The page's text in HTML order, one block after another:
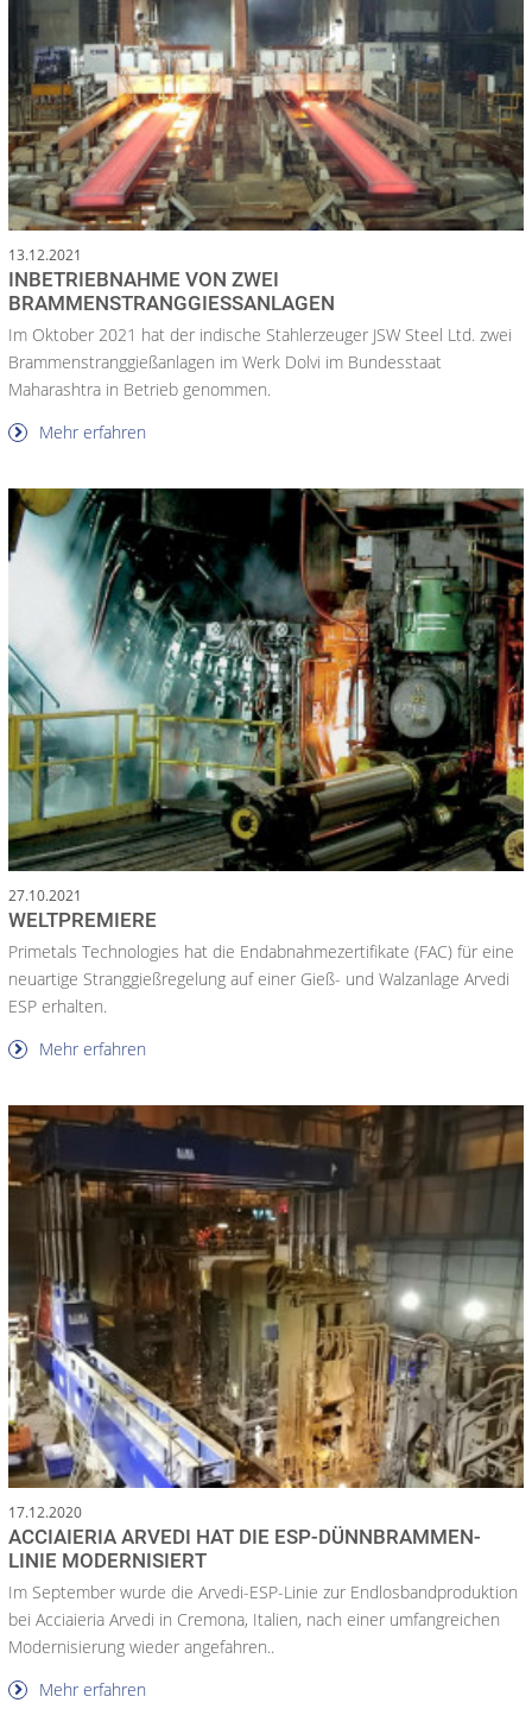
13.12.2021
INBETRIEBNAHME VON ZWEI
BRAMMENSTRANGGIESSANLAGEN
Im Oktober 2021 hat der indische Stahlerzeuger JSW Steel Ltd. zwei
Brammenstranggießanlagen im Werk Dolvi im Bundesstaat
Maharashtra in Betrieb genommen.
Mehr erfahren
27.10.2021
WELTPREMIERE
Primetals Technologies hat die Endabnahmezertifikate (FAC) für eine
neuartige Stranggießregelung auf einer Gieß- und Walzanlage Arvedi
ESP erhalten.
Mehr erfahren
17.12.2020
ACCIAIERIA ARVEDI HAT DIE ESP-DÜNNBRAMMEN-
LINIE MODERNISIERT
Im September wurde die Arvedi-ESP-Linie zur Endlosbandproduktion
bei Acciaieria Arvedi in Cremona, Italien, nach einer umfangreichen
Modernisierung wieder angefahren..
Mehr erfahren